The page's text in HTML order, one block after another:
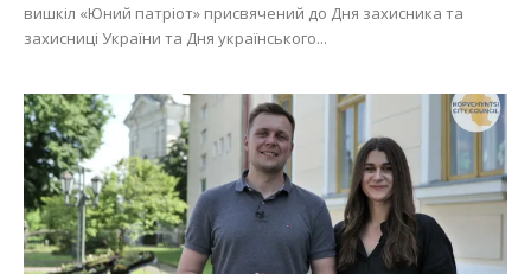
вишкіл «Юний патріот» присвячений до Дня захисника та
захисниці України та Дня українського...